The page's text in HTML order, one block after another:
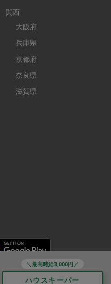
＼最高時給3,000円／
ハウスキーパー
関西
大阪府
兵庫県
京都府
奈良県
滋賀県